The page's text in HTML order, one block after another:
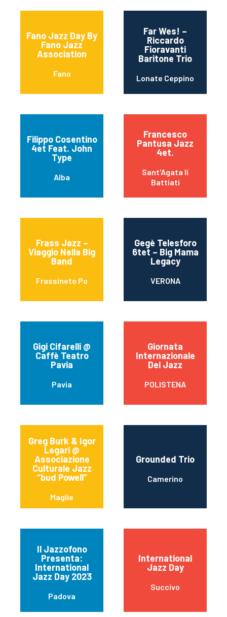
Fano Jazz Day By
Fano Jazz
Association
Fano
Far Wes! –
Riccardo
Fioravanti
Baritone Trio
Lonate Ceppino
Filippo Cosentino
4et Feat. John
Type
Alba
Francesco
Pantusa Jazz
4et.
Sant'Agata li
Battiati
Frass Jazz –
Viaggio Nella Big
Band
Frassineto Po
Gegè Telesforo
6tet – Big Mama
Legacy
VERONA
Gigi Cifarelli @
Caffè Teatro
Pavia
Pavia
Giornata
Internazionale
Del Jazz
POLISTENA
Greg Burk & Igor
Legari @
Associazione
Culturale Jazz
“bud Powell”
Maglie
Grounded Trio
Camerino
Il Jazzofono
Presenta:
International
Jazz Day 2023
Padova
International
Jazz Day
Succivo